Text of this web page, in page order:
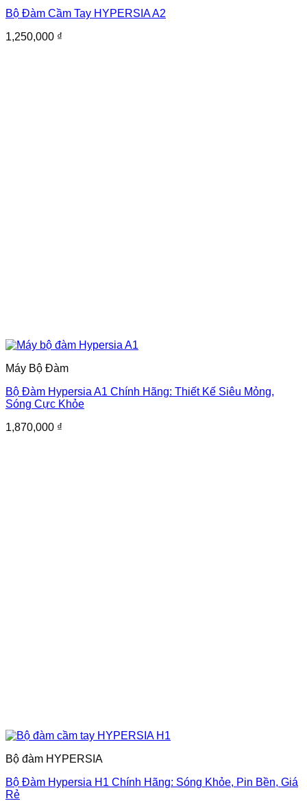
Bộ Đàm Cầm Tay HYPERSIA A2
1,250,000 ₫
Máy Bộ Đàm
Bộ Đàm Hypersia A1 Chính Hãng: Thiết Kế Siêu Mỏng,
Sóng Cực Khỏe
1,870,000 ₫
Bộ đàm HYPERSIA
Bộ Đàm Hypersia H1 Chính Hãng: Sóng Khỏe, Pin Bền, Giá
Rẻ